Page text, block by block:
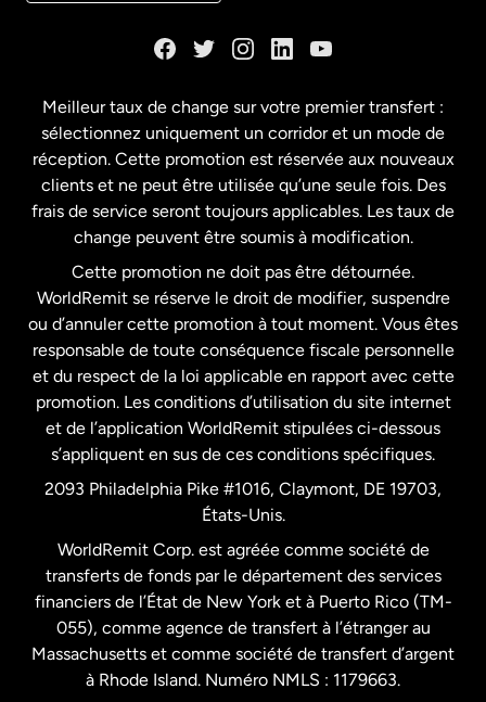
États-Unis English
États-Unis Español
France
Malaisie
Nouvelle-Zélande
Pays-Bas
Royaume-Uni
Suède
Meilleur taux de change sur votre premier transfert :
sélectionnez uniquement un corridor et un mode de
réception. Cette promotion est réservée aux nouveaux
clients et ne peut être utilisée qu’une seule fois. Des
frais de service seront toujours applicables. Les taux de
change peuvent être soumis à modification.
Cette promotion ne doit pas être détournée.
WorldRemit se réserve le droit de modifier, suspendre
ou d’annuler cette promotion à tout moment. Vous êtes
responsable de toute conséquence fiscale personnelle
et du respect de la loi applicable en rapport avec cette
promotion. Les conditions d’utilisation du site internet
et de l’application WorldRemit stipulées ci-dessous
s’appliquent en sus de ces conditions spécifiques.
2093 Philadelphia Pike #1016, Claymont, DE 19703,
États-Unis.
WorldRemit Corp. est agréée comme société de
transferts de fonds par le département des services
financiers de l’État de New York et à Puerto Rico (TM-
055), comme agence de transfert à l’étranger au
Massachusetts et comme société de transfert d’argent
à Rhode Island. Numéro NMLS : 1179663.